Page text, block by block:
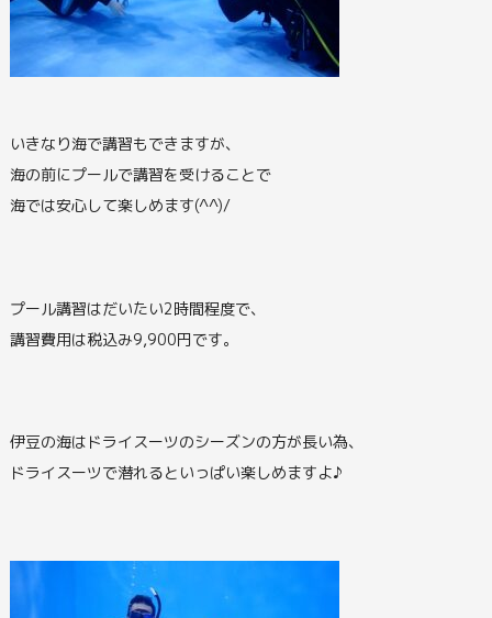
いきなり海で講習もできますが、
海の前にプールで講習を受けることで
海では安心して楽しめます(^^)/
プール講習はだいたい2時間程度で、
講習費用は税込み9,900円です。
伊豆の海はドライスーツのシーズンの方が長い為、
ドライスーツで潜れるといっぱい楽しめますよ♪